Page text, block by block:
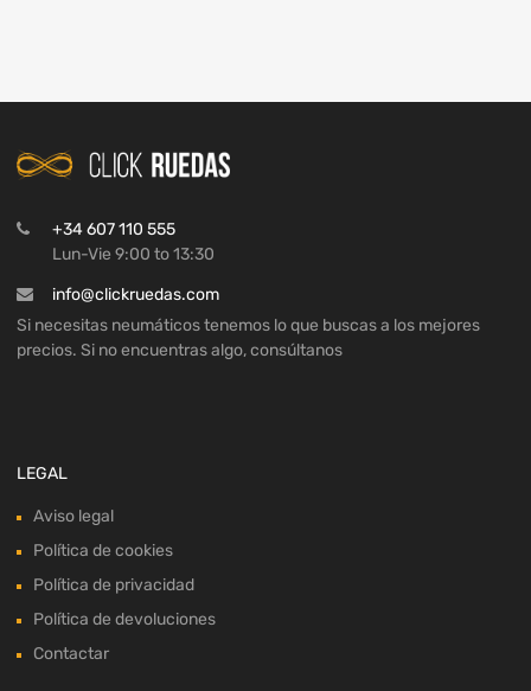
+34 607 110 555
Lun-Vie 9:00 to 13:30
info@clickruedas.com
Si necesitas neumáticos tenemos lo que buscas a los mejores
precios. Si no encuentras algo, consúltanos
LEGAL
Aviso legal
Política de cookies
Política de privacidad
Política de devoluciones
Contactar